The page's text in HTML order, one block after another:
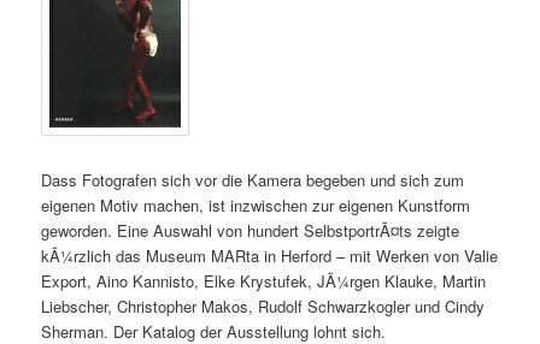
Dass Fotografen sich vor die Kamera begeben und sich zum
eigenen Motiv machen, ist inzwischen zur eigenen Kunstform
geworden. Eine Auswahl von hundert SelbstportrÃ¤ts zeigte
kÃ¼rzlich das Museum MARta in Herford – mit Werken von Valie
Export, Aino Kannisto, Elke Krystufek, JÃ¼rgen Klauke, Martin
Liebscher, Christopher Makos, Rudolf Schwarzkogler und Cindy
Sherman. Der Katalog der Ausstellung lohnt sich.